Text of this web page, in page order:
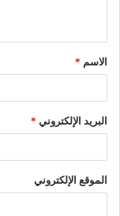
ق
*الاسم *
البريد الإلكتروني *
الموقع الإلكتروني